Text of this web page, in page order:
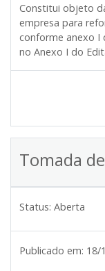
Constitui objeto
empresa para
conforme anexo I
no Anexo I do
Tomada
Status: Aberta
Publicado em: 18/